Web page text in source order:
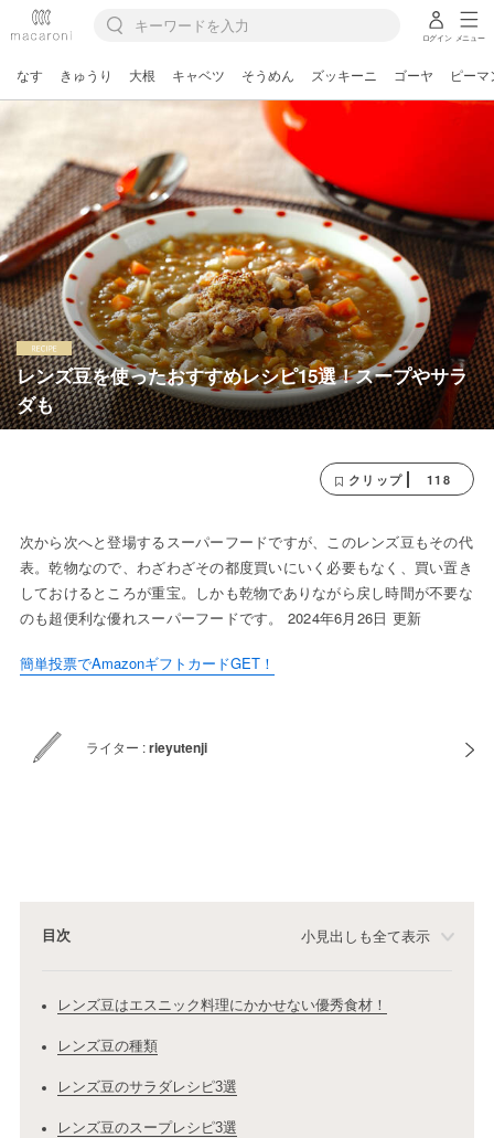
ログイン メニュー
なす きゅうり 大根 キャベツ そうめん ズッキーニ ゴーヤ ピーマ
レンズ豆を使ったおすすめレシピ15選！スープやサラ
ダも
クリップ 118
次から次へと登場するスーパーフードですが、このレンズ豆もその代
表。乾物なので、わざわざその都度買いにいく必要もなく、買い置き
しておけるところが重宝。しかも乾物でありながら戻し時間が不要な
のも超便利な優れスーパーフードです。 2024年6月26日 更新
簡単投票でAmazonギフトカードGET！
ライター :rieyutenji
目次 小見出しも全て表示
レンズ豆はエスニック料理にかかせない優秀食材！
レンズ豆の種類
レンズ豆のサラダレシピ3選
レンズ豆のスープレシピ3選